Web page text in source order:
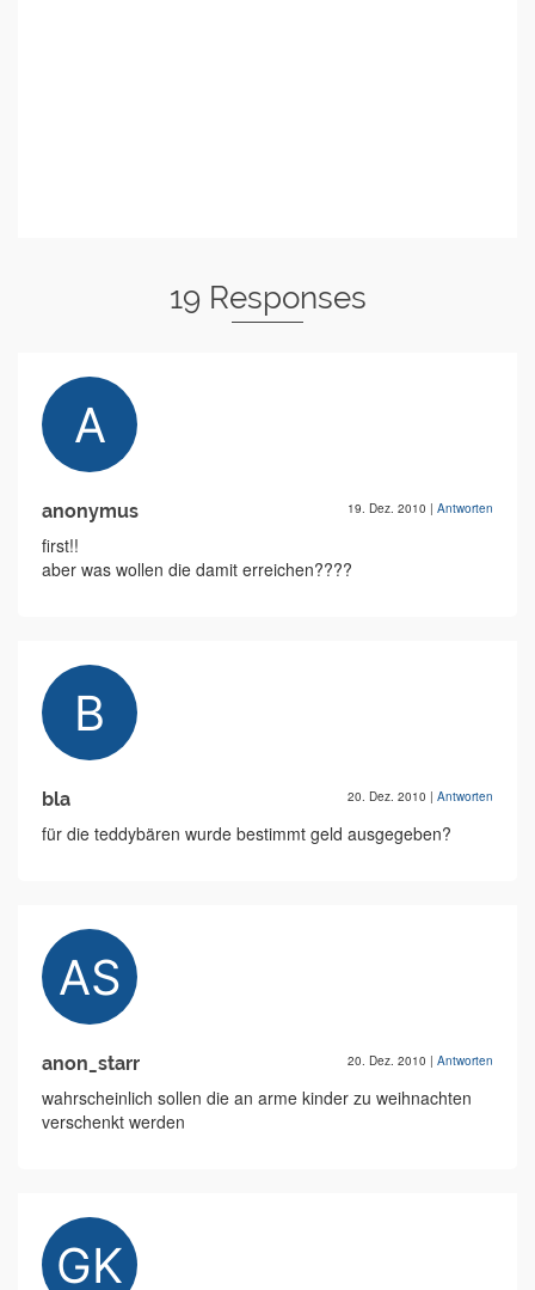
19 Responses
anonymus 19. Dez. 2010 | Antworten
first!!
aber was wollen die damit erreichen????
bla 20. Dez. 2010 | Antworten
für die teddybären wurde bestimmt geld ausgegeben?
anon_starr 20. Dez. 2010 | Antworten
wahrscheinlich sollen die an arme kinder zu weihnachten
verschenkt werden